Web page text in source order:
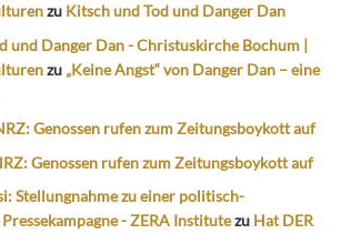
zu Kitsch und Tod und Danger Dan
und Danger Dan - Christuskirche Bochum |
zu „Keine Angst“ von Danger Dan – eine
Genossen rufen zum Zeitungsboykott auf
Genossen rufen zum Zeitungsboykott auf
Stellungnahme zu einer politisch-
- ZERA Institutezu Hat DER